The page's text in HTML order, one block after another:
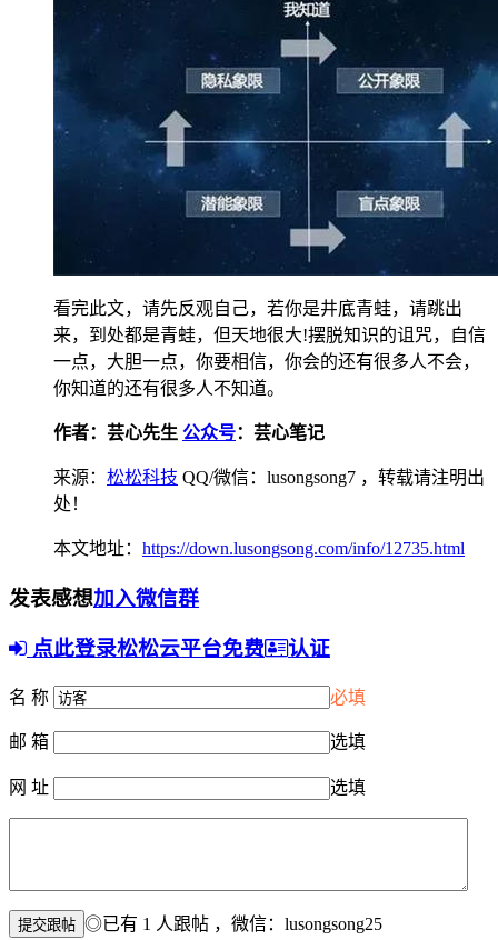
看完此文，请先反观自己，若你是井底青蛙，请跳出
来，到处都是青蛙，但天地很大!摆脱知识的诅咒，自信
一点，大胆一点，你要相信，你会的还有很多人不会，
你知道的还有很多人不知道。
作者：芸心先生 公众号：芸心笔记
来源： 松松科技 QQ/微信：lusongsong7 ，转载请注明出
处！
本文地址： https://down.lusongsong.com/info/12735.html
发表感想加入微信群
点此登录松松云平台免费 认证
名 称 必填
邮 箱 选填
网 址 选填
◎已有 1 人跟帖 ，微信：lusongsong25